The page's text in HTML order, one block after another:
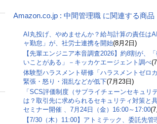
Amazon.co.jp : 中間管理職 に関連する商品
AI丸投げ、やめませんか？給与計算の責任は
ャ勤怠」が、社労士連携を開始(8月2日)
【先輩エンジニア本音調査2026】約8割が、
いことがある」－キッカケエージェント調べ
体験型ハラスメント研修「ハラスメントゼロ
緊張・怒り・混乱などが低下(7月23日)
「SCS評価制度（サプライチェーンセキュリ
は？取引先に求められるセキュリティ対策と
セミナー開催 、7月24日（金）16:00～17:00
【7/30（木）11:00】アトミテック、委託先